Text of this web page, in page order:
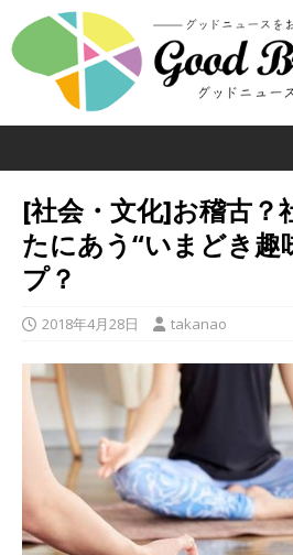
[社会・文化]お稽古？
たにあう“いまどき趣
プ？
2018年4月28日 takanao